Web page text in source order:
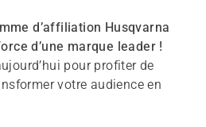
d’affiliation Husqvarna
d’une marque leader !
pour profiter de
votre audience en